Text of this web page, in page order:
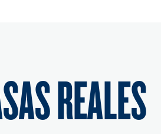
REALES